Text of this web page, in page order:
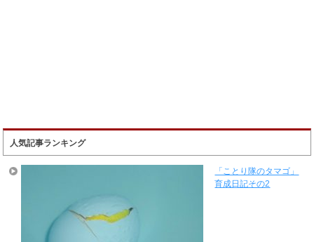
人気記事ランキング
「ことり隊のタマゴ」
育成日記その2